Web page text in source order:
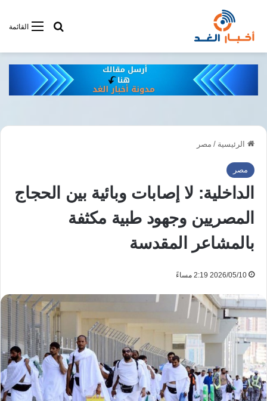
القائمةأبحت فى
الرئيسية / مصر
مصر
الداخلية: لا إصابات وبائية بين الحجاج
المصريين وجهود طبية مكثفة
بالمشاعر المقدسة
2026/05/10 2:19 مساءً